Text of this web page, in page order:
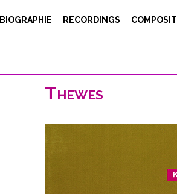
BIOGRAPHIE RECORDINGS
Thewes